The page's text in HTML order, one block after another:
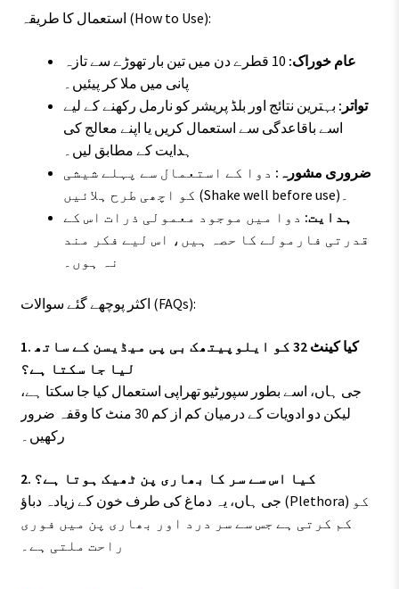
استعمال کا طریقہ (How to Use):
عام خوراک:
10 قطرے دن میں تین بار تھوڑے سے تازہ
پانی میں ملا کر پیئیں۔
تواتر: بہترین نتائج اور بلڈ پریشر کو نارمل رکھنے کے لیے
اسے باقاعدگی سے استعمال کریں یا اپنے معالج کی
ہدایت کے مطابق لیں۔
ضروری مشورہ: دوا کے استعمال سے پہلے شیشی
ہدایت: دوا میں موجود معمولی ذرات اس کے
قدرتی فارمولے کا حصہ ہیں، اس لیے فکر مند
نہ ہوں۔
اکثر پوچھے گئے سوالات (FAQs):
1. کیا کینٹ 32 کو ایلوپیتھک بی پی میڈیسن کے ساتھ
لیا جا سکتا ہے؟
جی ہاں، اسے بطور سپورٹیو تھراپی استعمال کیا جا سکتا ہے،
لیکن دو ادویات کے درمیان کم از کم 30 منٹ کا وقفہ ضرور
رکھیں۔
2. کیا اس سے سر کا بھاری پن ٹھیک ہوتا ہے؟
جی ہاں، یہ دماغ کی طرف خون کے زیادہ دباؤ (Plethora) کو
کم کرتی ہے جس سے سر درد اور بھاری پن میں فوری
راحت ملتی ہے۔